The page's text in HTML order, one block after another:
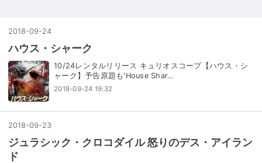
2018-09-24
ハウス・シャーク
10/24レンタルリリース キュリオスコープ【ハウス・シ
ャーク】予告原題も'House Shar…
2018-09-24 19:32
2018-09-23
ジュラシック・クロコダイル 怒りのデス・アイラン
ド